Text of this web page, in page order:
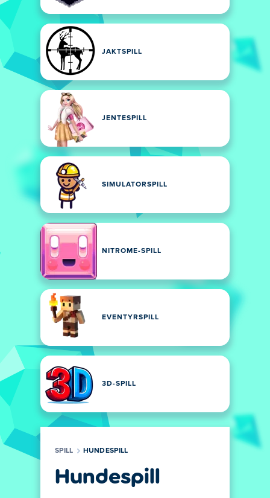
JAKTSPILL
JENTESPILL
SIMULATORSPILL
NITROME-SPILL
EVENTYRSPILL
3D-SPILL
SPILL HUNDESPILL
Hundespill